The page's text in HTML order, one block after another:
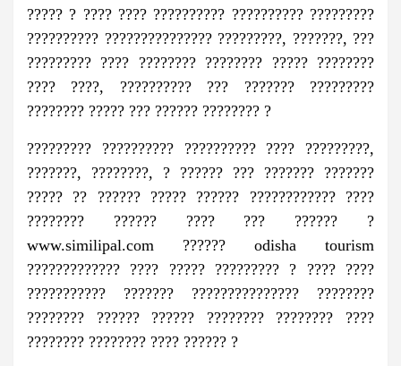
????? ? ???? ???? ?????????? ?????????? ?????????
?????????? ??????????????? ?????????, ???????, ???
????????? ???? ???????? ???????? ????? ????????
???? ????, ?????????? ??? ??????? ?????????
???????? ????? ??? ?????? ???????? ?
????????? ?????????? ?????????? ???? ?????????,
???????, ????????, ? ?????? ??? ??????? ???????
????? ?? ?????? ????? ?????? ???????????? ????
???????? ?????? ???? ??? ?????? ?
www.similipal.com ?????? odisha tourism
????????????? ???? ????? ????????? ? ???? ????
??????????? ??????? ??????????????? ????????
???????? ?????? ?????? ???????? ???????? ????
???????? ???????? ???? ?????? ?